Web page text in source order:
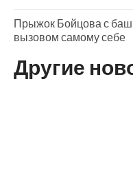
Прыжок Бойцова с
вызовом самому себе
Другие